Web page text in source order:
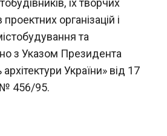
проектних організацій і
та
з Указом Президента
України» від 17
№ 456/95.